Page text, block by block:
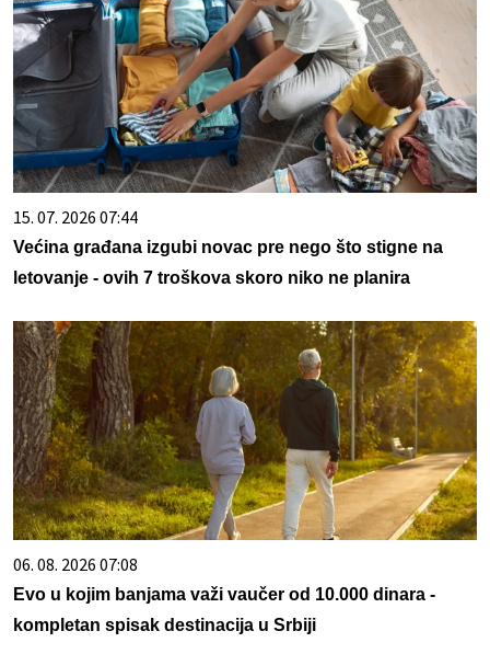
15. 07. 2026 07:44
Većina građana izgubi novac pre nego što stigne na
letovanje - ovih 7 troškova skoro niko ne planira
06. 08. 2026 07:08
Evo u kojim banjama važi vaučer od 10.000 dinara -
kompletan spisak destinacija u Srbiji